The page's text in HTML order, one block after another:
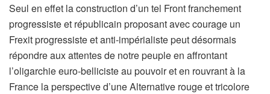
Seul en effet la construction d’un tel Front franchement
progressiste et républicain proposant avec courage un
Frexit progressiste et anti-impérialiste peut désormais
répondre aux attentes de notre peuple en affrontant
l’oligarchie euro-belliciste au pouvoir et en rouvrant à la
France la perspective d’une Alternative rouge et tricolore